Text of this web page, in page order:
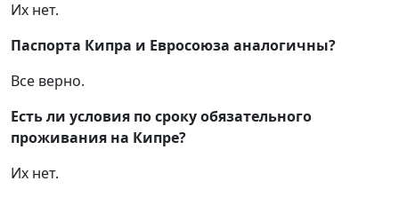
Их нет.
Паспорта Кипра и Евросоюза аналогичны?
Все верно.
Есть ли условия по сроку обязательного
проживания на Кипре?
Их нет.